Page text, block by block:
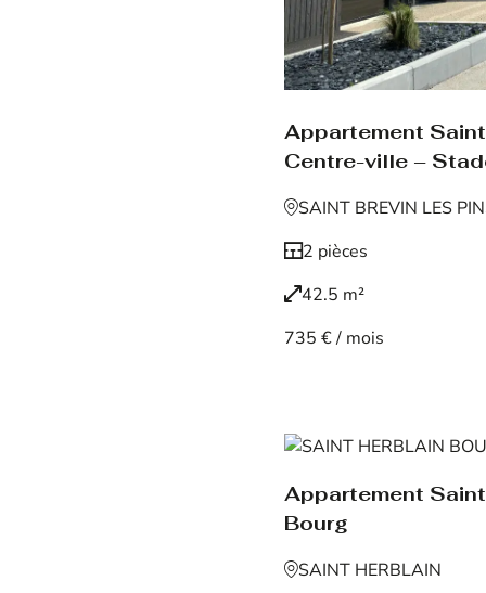
Appartement
Centre-ville –
SAINT BREVIN LES
2 pièces
42.5 m²
735 € / mois
Appartement
Bourg
SAINT HERBLAIN